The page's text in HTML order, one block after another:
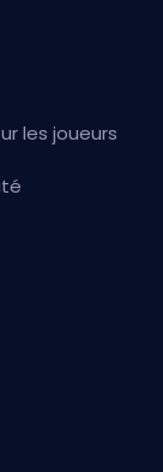
les joueurs